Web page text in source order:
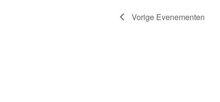
Vorige Evenementen